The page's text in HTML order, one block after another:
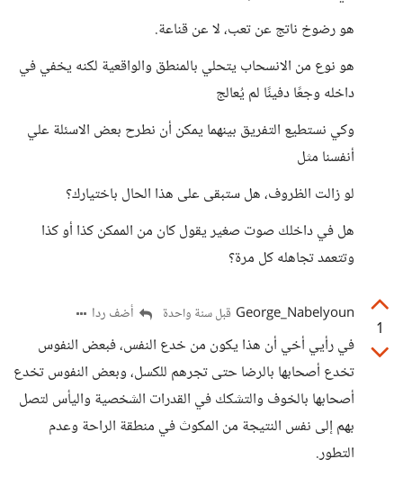
هو رضوخ ناتج عن تعب، لا عن قناعة.
هو نوع من الانسحاب يتحلي بالمنطق والواقعية لكنه يخفي في
داخله وجعًا دفينًا لم يُعالج
وكي نستطيع التفريق بينهما يمكن أن نطرح بعض الاسئلة علي
أنفسنا مثل
لو زالت الظروف، هل ستبقى على هذا الحال باختيارك؟
هل في داخلك صوت صغير يقول كان من الممكن كذا أو كذا
وتتعمد تجاهله كل مرة؟
1
George_Nabelyoun قبل سنة واحدة أضف ردا
في رأيي أخي أن هذا يكون من خدع النفس، فبعض النفوس
تخدع أصحابها بالرضا حتى تجرهم للكسل، وبعض النفوس تخدع
أصحابها بالخوف والتشكك في القدرات الشخصية واليأس لتصل
بهم إلى نفس النتيجة من المكوث في منطقة الراحة وعدم
التطور.